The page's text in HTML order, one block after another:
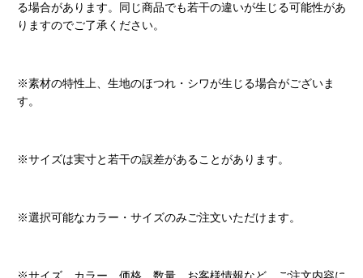
る場合があります。同じ商品でも若干の違いが生じる可能性があ
りますのでご了承ください。
※素材の特性上、生地のほつれ・シワが生じる場合がございま
す。
※サイズは実寸と若干の誤差があることがあります。
※選択可能なカラー・サイズのみご注文いただけます。